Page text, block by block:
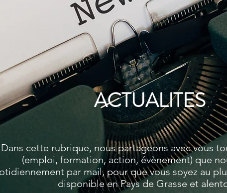
ACTUALITES
Dans cette rubrique, nous partageons avec vous
(emploi, formation, action, évènement) que
par mail, pour que vous soyez au
disponible en Pays de Grasse et